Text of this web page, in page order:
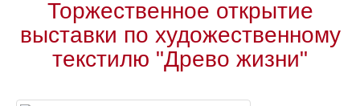
Торжественное открытие
выставки по художественному
текстилю "Древо жизни"